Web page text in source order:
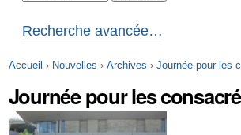
Recherche avancée…
Accueil › Nouvelles › Archives › Journée pour les
Journée pour les